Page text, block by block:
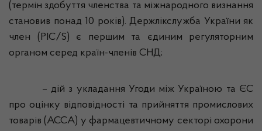
(термін здобуття членства та міжнародного визнання
становив понад 10 років). Держлікслужба України як
член (PIC/S) є першим та єдиним регуляторним
органом серед країн-членів СНД;
– дій з укладання Угоди між Україною та ЄС
про оцінку відповідності та прийняття промислових
товарів (АССА) у фармацевтичному секторі охорони